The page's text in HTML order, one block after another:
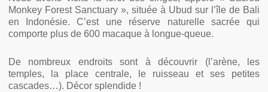
Monkey Forest Sanctuary », située à Ubud sur l’île de Bali
en Indonésie. C’est une réserve naturelle sacrée qui
comporte plus de 600 macaque à longue-queue.
De nombreux endroits sont à découvrir (l’arène, les
temples, la place centrale, le ruisseau et ses petites
cascades…). Décor splendide !